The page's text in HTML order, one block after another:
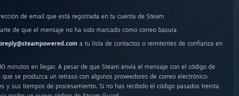
de email que está registrada en tu cuenta de Steam
de que el mensaje no ha sido marcado como correo basura
a tu lista de contactos o remitentes de confianza en
minutos en llegar. A pesar de que Steam envía el mensaje con el código de
se produzca un retraso con algunos proveedores de correo electrónico
y sus tiempos de procesamiento. Si no has recibido el código pasados treinta